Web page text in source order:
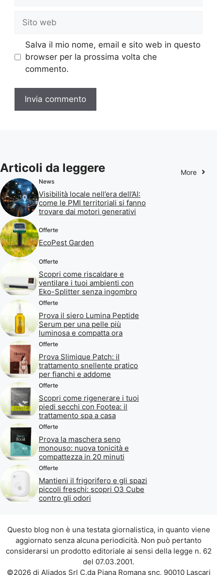
Sito
web
Salva il mio nome, email e sito web in questo
browser per la prossima volta che
commento.
Articoli da leggere More
News
Visibilità locale nell’era dell’AI:
come le PMI territoriali si fanno
trovare dai motori generativi
Offerte
EcoPest Garden
Offerte
Scopri come riscaldare e
ventilare i tuoi ambienti con
Eko-Splitter senza ingombro
Offerte
Prova il siero Lumina Peptide
Serum per una pelle più
luminosa e compatta ora
Offerte
Prova Slimique Patch: il
trattamento snellente pratico
per fianchi e addome
Offerte
Scopri come rigenerare i tuoi
piedi secchi con Footea: il
trattamento spa a casa
Offerte
Prova la maschera seno
monouso: nuova tonicità e
compattezza in 20 minuti
Offerte
Mantieni il frigorifero e gli spazi
piccoli freschi: scopri O3 Cube
contro gli odori
Questo blog non è una testata giornalistica, in quanto viene
aggiornato senza alcuna periodicità. Non può pertanto
considerarsi un prodotto editoriale ai sensi della legge n. 62
del 07.03.2001.
©2026 di Aliados Srl C.da Piana Romana snc, 90010 Lascari